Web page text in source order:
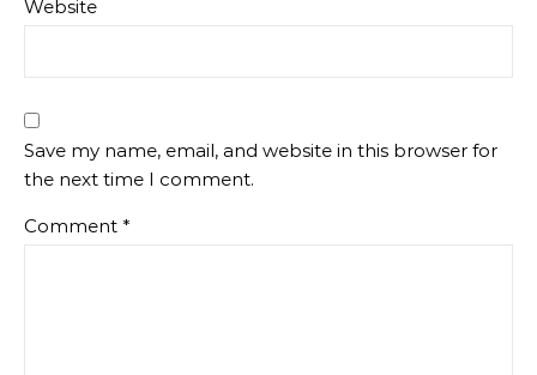
Website
Save my name, email, and website in this browser for
the next time I comment.
Comment *